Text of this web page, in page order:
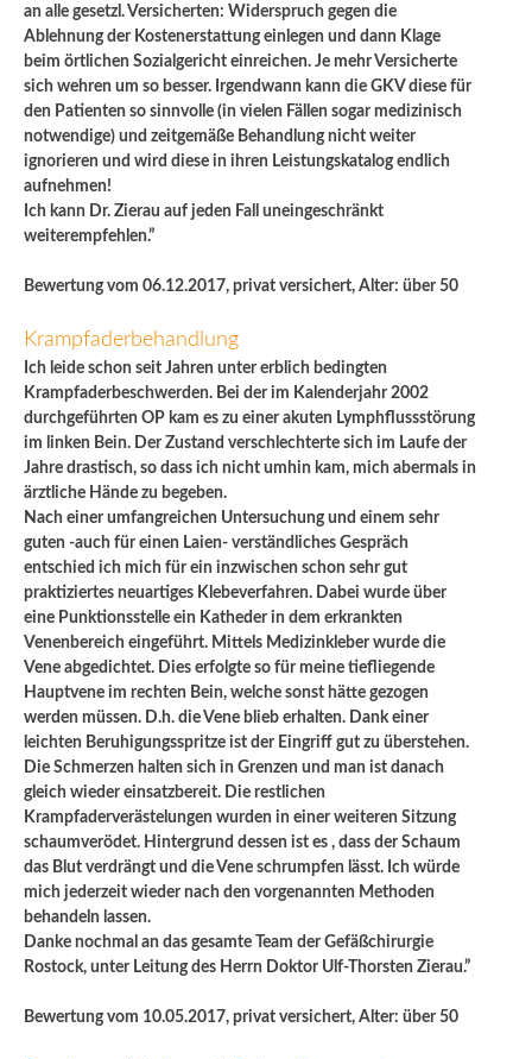
an alle gesetzl. Versicherten: Widerspruch gegen die
Ablehnung der Kostenerstattung einlegen und dann Klage
beim örtlichen Sozialgericht einreichen. Je mehr Versicherte
sich wehren um so besser. Irgendwann kann die GKV diese für
den Patienten so sinnvolle (in vielen Fällen sogar medizinisch
notwendige) und zeitgemäße Behandlung nicht weiter
ignorieren und wird diese in ihren Leistungskatalog endlich
aufnehmen!
Ich kann Dr. Zierau auf jeden Fall uneingeschränkt
weiterempfehlen.”
Bewertung vom 06.12.2017, privat versichert, Alter: über 50
Krampfaderbehandlung
Ich leide schon seit Jahren unter erblich bedingten
Krampfaderbeschwerden. Bei der im Kalenderjahr 2002
durchgeführten OP kam es zu einer akuten Lymphflussstörung
im linken Bein. Der Zustand verschlechterte sich im Laufe der
Jahre drastisch, so dass ich nicht umhin kam, mich abermals in
ärztliche Hände zu begeben.
Nach einer umfangreichen Untersuchung und einem sehr
guten -auch für einen Laien- verständliches Gespräch
entschied ich mich für ein inzwischen schon sehr gut
praktiziertes neuartiges Klebeverfahren. Dabei wurde über
eine Punktionsstelle ein Katheder in dem erkrankten
Venenbereich eingeführt. Mittels Medizinkleber wurde die
Vene abgedichtet. Dies erfolgte so für meine tiefliegende
Hauptvene im rechten Bein, welche sonst hätte gezogen
werden müssen. D.h. die Vene blieb erhalten. Dank einer
leichten Beruhigungsspritze ist der Eingriff gut zu überstehen.
Die Schmerzen halten sich in Grenzen und man ist danach
gleich wieder einsatzbereit. Die restlichen
Krampfaderverästelungen wurden in einer weiteren Sitzung
schaumverödet. Hintergrund dessen ist es , dass der Schaum
das Blut verdrängt und die Vene schrumpfen lässt. Ich würde
mich jederzeit wieder nach den vorgenannten Methoden
behandeln lassen.
Danke nochmal an das gesamte Team der Gefäßchirurgie
Rostock, unter Leitung des Herrn Doktor Ulf-Thorsten Zierau.”
Bewertung vom 10.05.2017, privat versichert, Alter: über 50